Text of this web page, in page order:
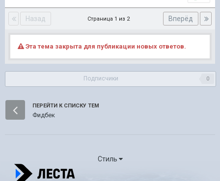
Назад Вперёд
Страница 1 из 2
Эта тема закрыта для публикации новых ответов.
Подписчики 0
ПЕРЕЙТИ К СПИСКУ ТЕМ
Фидбек
Стиль